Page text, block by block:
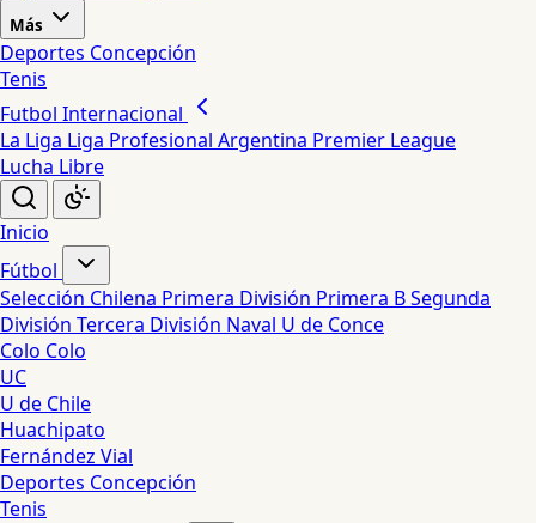
Más
Deportes Concepción
Tenis
Futbol Internacional
La Liga Liga Profesional Argentina Premier League
Lucha Libre
Inicio
Fútbol
Selección Chilena Primera División Primera BSegunda
División Tercera División Naval U de Conce
Colo Colo
UC
U de Chile
Huachipato
Fernández Vial
Deportes Concepción
Tenis